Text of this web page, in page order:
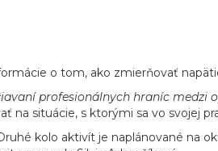
o tom, ako zmierňovať
profesionálnych hraníc medzi
situácie, s ktorými sa vo svojej
kolo aktivít je naplánované na